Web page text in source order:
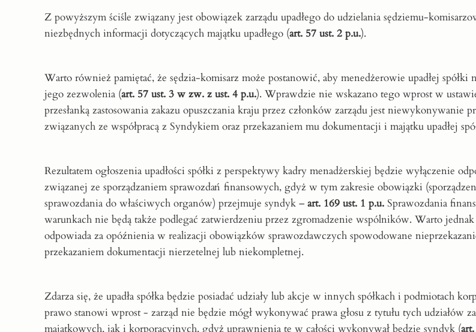
Z powyższym ściśle związany jest obowiązek zarządu upadłego do udzielania sędziemu-
niezbędnych informacji dotyczących majątku upadłego (art. 57 ust. 2 p.u.).
Warto również pamiętać, że sędzia-komisarz może postanowić, aby menedżerowie upadłej
jego zezwolenia (art. 57 ust. 3 w zw. z ust. 4 p.u.). Wprawdzie nie wskazano tego wprost w
przesłanką zastosowania zakazu opuszczania kraju przez członków zarządu jest niewykonywanie
związanych ze współpracą z Syndykiem oraz przekazaniem mu dokumentacji i majątku upadłej
Rezultatem ogłoszenia upadłości spółki z perspektywy kadry menadżerskiej będzie wyłączenie
związanej ze sporządzaniem sprawozdań finansowych, gdyż w tym zakresie obowiązki
sprawozdania do właściwych organów) przejmuje syndyk – art. 169 ust. 1 p.u.Sprawozdania
warunkach nie będą także podlegać zatwierdzeniu przez zgromadzenie wspólników. Warto
odpowiada za opóźnienia w realizacji obowiązków sprawozdawczych spowodowane
przekazaniem dokumentacji nierzetelnej lub niekompletnej.
Zdarza się, że upadła spółka będzie posiadać udziały lub akcje w innych spółkach i podmiotach
prawo stanowi wprost - zarząd nie będzie mógł wykonywać prawa głosu z tytułu tych udziałów
majątkowych, jak i korporacyjnych, gdyż uprawnienia te w całości wykonywał będzie syndyk (